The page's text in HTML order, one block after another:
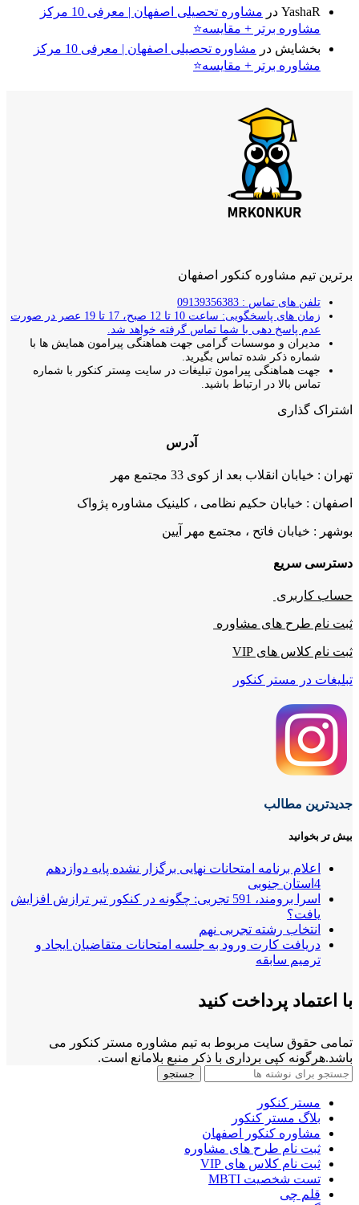
YashaR در
مشاوره تحصیلی اصفهان | معرفی 10 مرکز
مشاوره برتر + مقایسه⭐
بخشایش در
مشاوره تحصیلی اصفهان | معرفی 10 مرکز
مشاوره برتر + مقایسه⭐
برترین تیم مشاوره کنکور اصفهان
تلفن های تماس : 09139356383
زمان های پاسخگویی: ساعت 10 تا 12 صبح، 17 تا 19 عصر در صورت
عدم پاسخ دهی با شما تماس گرفته خواهد شد.
مدیران و موسسات گرامی جهت هماهنگی پیرامون همایش ها با
شماره ذکر شده تماس بگیرید.
جهت هماهنگی پیرامون تبلیغات در سایت مِستر کنکور با شماره
تماس بالا در ارتباط باشید.
اشتراک گذاری
آدرس
تهران : خیابان انقلاب بعد از کوی 33 مجتمع مهر
اصفهان : خیابان حکیم نظامی ، کلینیک مشاوره پژواک
بوشهر : خیابان فاتح ، مجتمع مهر آیین
دسترسی سریع
حساب کاربری
ثبت نام طرح های مشاوره
ثبت نام کلاس های VIP
تبلیغات در مستر کنکور
جدیدترین مطالب
بیش تر بخوانید
اعلام برنامه امتحانات نهایی برگزار نشده پایه دوازدهم
4استان جنوبی
اسرا برومند، 591 تجربی: چگونه در کنکور تیر ترازش افزایش
یافت؟
انتخاب رشته تجربی نهم
دریافت کارت ورود به جلسه امتحانات متقاضیان ایجاد و
ترمیم سابقه
با اعتماد پرداخت کنید
تمامی حقوق سایت مربوط به تیم مشاوره مستر کنکور می
باشد.هرگونه کپی برداری با ذکر منبع بلامانع است.
جستجو
مستر کنکور
بلاگ مستر کنکور
مشاوره کنکور اصفهان
ثبت نام طرح های مشاوره
ثبت نام کلاس های VIP
تست شخصیت MBTI
قلم چی